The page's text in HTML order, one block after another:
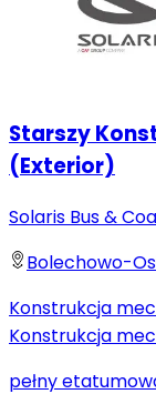
Starszy
(Exterior)
Solaris Bus &
Bolechowo-
Konstrukcja
Konstrukcja
pełny etat